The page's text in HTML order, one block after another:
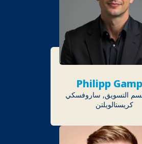
Philipp
التسويق, ساروفسكي
كريستالويلتن